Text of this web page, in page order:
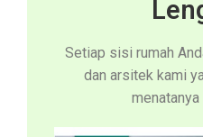
Setiap sisi rumah
dan arsitek kami